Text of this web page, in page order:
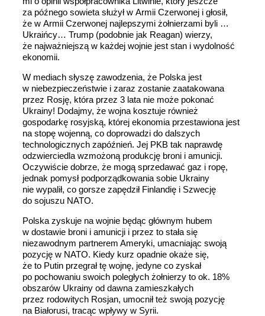
za późnego sowieta służył w Armii Czerwonej i głosił,
że w Armii Czerwonej najlepszymi żołnierzami byli …
Ukraińcy… Trump (podobnie jak Reagan) wierzy,
że najważniejszą w każdej wojnie jest stan i wydolność
ekonomii.
W mediach słyszę zawodzenia, że Polska jest
w niebezpieczeństwie i zaraz zostanie zaatakowana
przez Rosję, która przez 3 lata nie może pokonać
Ukrainy! Dodajmy, że wojna kosztuje również
gospodarkę rosyjską, której ekonomia przestawiona jest
na stopę wojenną, co doprowadzi do dalszych
technologicznych zapóźnień. Jej PKB tak naprawdę
odzwierciedla wzmożoną produkcję broni i amunicji.
Oczywiście dobrze, że mogą sprzedawać gaz i ropę,
jednak pomysł podporządkowania sobie Ukrainy
nie wypalił, co gorsze zapędził Finlandię i Szwecję
do sojuszu NATO.
Polska zyskuje na wojnie będąc głównym hubem
w dostawie broni i amunicji i przez to stała się
niezawodnym partnerem Ameryki, umacniając swoją
pozycję w NATO. Kiedy kurz opadnie okaże się,
że to Putin przegrał tę wojnę, jedyne co zyskał
po pochowaniu swoich poległych żołnierzy to ok. 18%
obszarów Ukrainy od dawna zamieszkałych
przez rodowitych Rosjan, umocnił też swoją pozycję
na Białorusi, tracąc wpływy w Syrii.